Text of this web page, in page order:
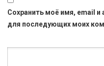
Сохранить моё имя, email и
для последующих моих